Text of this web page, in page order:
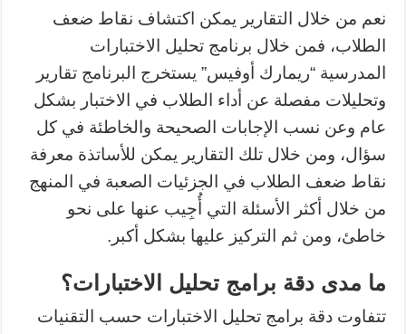
نعم من خلال التقارير يمكن اكتشاف نقاط ضعف
الطلاب، فمن خلال برنامج تحليل الاختبارات
المدرسية “ريمارك أوفيس” يستخرج البرنامج تقارير
وتحليلات مفصلة عن أداء الطلاب في الاختبار بشكل
عام وعن نسب الإجابات الصحيحة والخاطئة في كل
سؤال، ومن خلال تلك التقارير يمكن للأساتذة معرفة
نقاط ضعف الطلاب في الجزئيات الصعبة في المنهج
من خلال أكثر الأسئلة التي أُجِيب عنها على نحو
خاطئ، ومن ثم التركيز عليها بشكل أكبر.
ما مدى دقة برامج تحليل الاختبارات؟
تتفاوت دقة برامج تحليل الاختبارات حسب التقنيات